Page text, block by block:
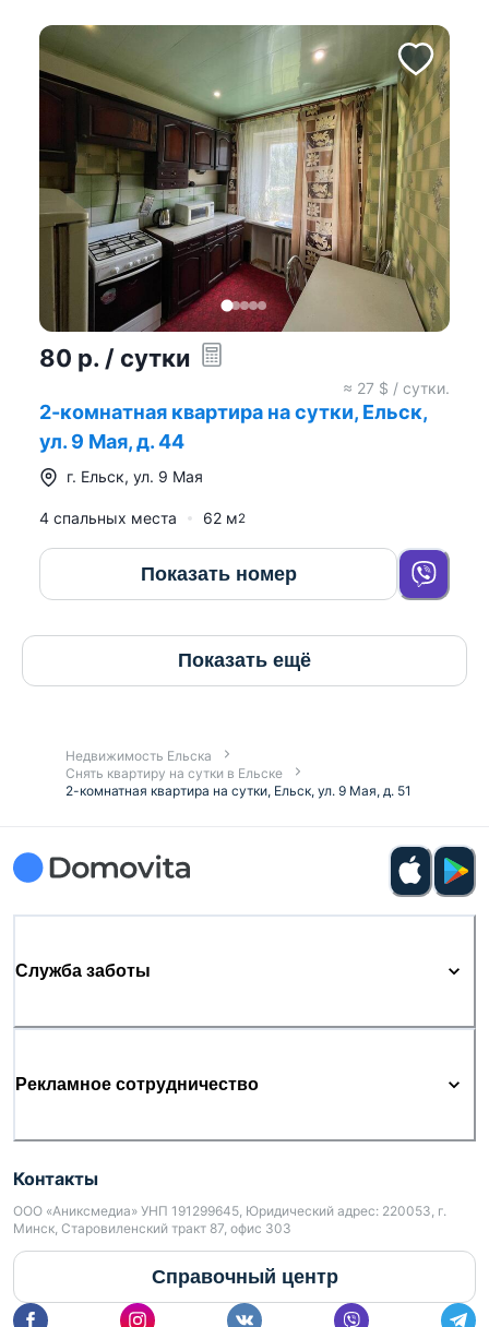
80 р. / сутки
≈ 27 $ / сутки.
2-комнатная квартира на сутки, Ельск,
ул. 9 Мая, д. 44
г. Ельск, ул. 9 Мая
4 спальных места 62 м2
Показать номер
Показать ещё
Недвижимость Ельска
Снять квартиру на сутки в Ельске
2-комнатная квартира на сутки, Ельск, ул. 9 Мая, д. 51
Служба заботы
Рекламное сотрудничество
Контакты
ООО «Аниксмедиа» УНП 191299645, Юридический адрес: 220053, г.
Минск, Старовиленский тракт 87, офис 303
Справочный центр